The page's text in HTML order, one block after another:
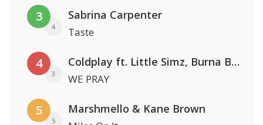
3
4
Sabrina Carpenter
Taste
4
3
Coldplay ft. Little Simz, Burna Boy, Elyanna & Tini
WE PRAY
5
5
Marshmello & Kane Brown